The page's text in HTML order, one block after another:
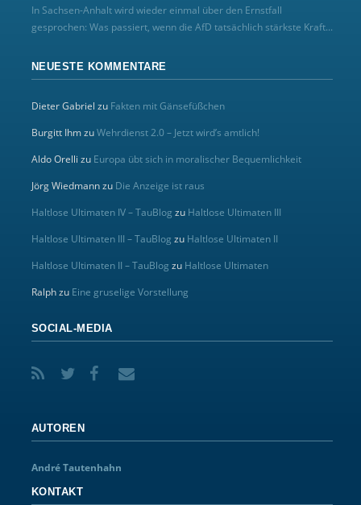
In Sachsen-Anhalt wird wieder einmal über den Ernstfall
gesprochen: Was passiert, wenn die AfD tatsächlich stärkste Kraft...
NEUESTE KOMMENTARE
Dieter Gabriel zu Fakten mit Gänsefüßchen
Burgitt IhmzuWehrdienst 2.0 – Jetzt wird’s amtlich!
Aldo Orelli zu Europa übt sich in moralischer Bequemlichkeit
Jörg Wiedmannzu Die Anzeige ist raus
Haltlose Ultimaten IV – TauBlog zu Haltlose Ultimaten III
Haltlose Ultimaten III – TauBlog zu Haltlose Ultimaten II
Haltlose Ultimaten II – TauBlog zu Haltlose Ultimaten
Ralphzu Eine gruselige Vorstellung
SOCIAL-MEDIA
AUTOREN
André Tautenhahn
KONTAKT